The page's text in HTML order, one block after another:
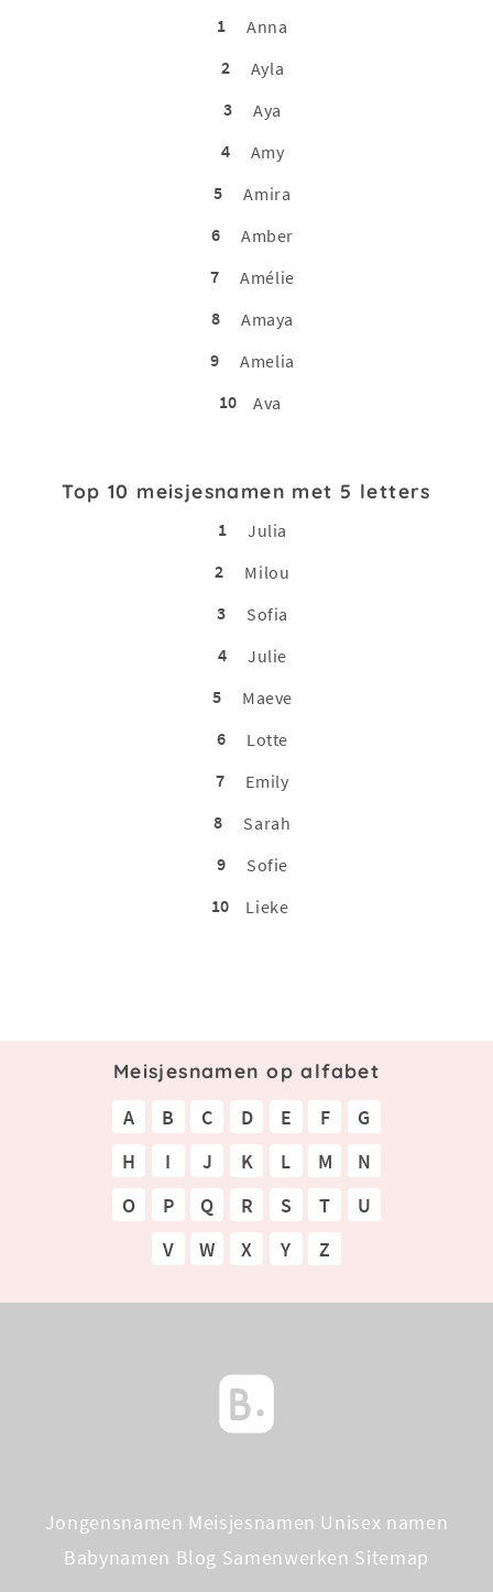
1
Anna
2
Ayla
3
Aya
4
Amy
5
Amira
6
Amber
7
Amélie
8
Amaya
9
Amelia
10
Ava
Top 10 meisjesnamen met 5 letters
1
Julia
2
Milou
3
Sofia
4
Julie
5
Maeve
6
Lotte
7
Emily
8
Sarah
9
Sofie
10
Lieke
Meisjesnamen op alfabet
A B C D E F
G
H
I J K L M
N
O
P Q R S T
U
V
W X Y Z
Jongensnamen Meisjesnamen Unisex namen
Babynamen Blog Samenwerken Sitemap